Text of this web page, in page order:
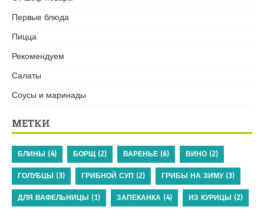
Первые блюда
Пицца
Рекомендуем
Салаты
Соусы и маринады
МЕТКИ
БЛИНЫ (4) БОРЩ (2) ВАРЕНЬЕ (6) ВИНО (2)
ГОЛУБЦЫ (3) ГРИБНОЙ СУП (2) ГРИБЫ НА ЗИМУ(3)
ДЛЯ ВАФЕЛЬНИЦЫ (1) ЗАПЕКАНКА (4) ИЗ КУРИЦЫ (2)